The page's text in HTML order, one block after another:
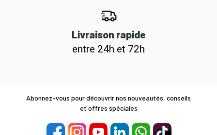
Livraison rapide
entre 24h et 72h
Abonnez-vous pour découvrir nos nouveautés, conseils
et offres spéciales